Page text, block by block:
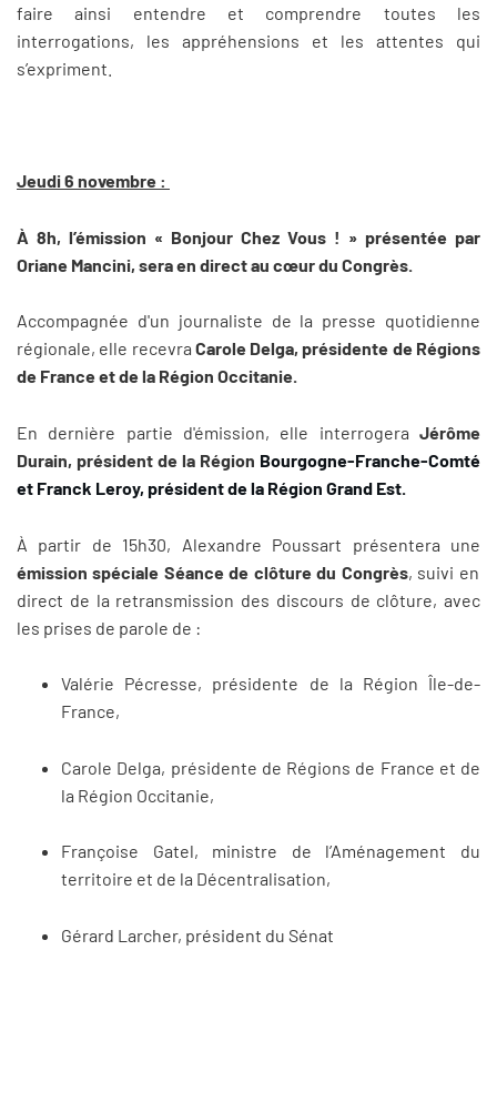
faire ainsi entendre et comprendre toutes les
interrogations, les appréhensions et les attentes qui
s’expriment.
Jeudi 6 novembre :
À 8h, l’émission « Bonjour Chez Vous ! » présentée par
Oriane Mancini, sera en direct au cœur du Congrès.
Accompagnée d'un journaliste de la presse quotidienne
régionale, elle recevra Carole Delga, présidente de Régions
de France et de la Région Occitanie.
En dernière partie d'émission, elle interrogera Jérôme
Durain, président de la Région Bourgogne-Franche-Comté
et Franck Leroy, président de la Région Grand Est.
À partir de 15h30, Alexandre Poussart présentera une
émission spéciale Séance de clôture du Congrès, suivi en
direct de la retransmission des discours de clôture, avec
les prises de parole de :
Valérie Pécresse, présidente de la Région Île-de-
France,
Carole Delga, présidente de Régions de France et de
la Région Occitanie,
Françoise Gatel, ministre de l’Aménagement du
territoire et de la Décentralisation,
Gérard Larcher, président du Sénat